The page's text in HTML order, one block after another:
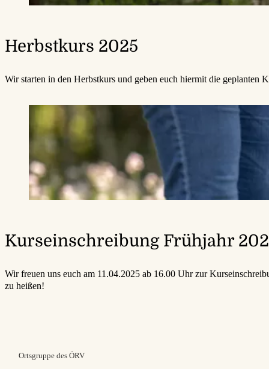
Herbstkurs 2025
Wir starten in den Herbstkurs und geben euch hiermit die geplanten
Kurseinschreibung Frühjahr
Wir freuen uns euch am 11.04.2025 ab 16.00 Uhr zur
zu heißen!
Ortsgruppe des ÖRV